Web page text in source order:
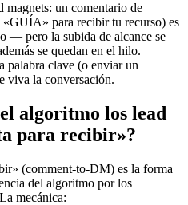
magnets: un comentario de
para recibir tu recurso) es
— pero la subida de alcance se
se quedan en el hilo.
palabra clave (o enviar un
viva la conversación.
algoritmo los lead
para recibir»?
(comment-to-DM) es la forma
del algoritmo por los
mecánica: